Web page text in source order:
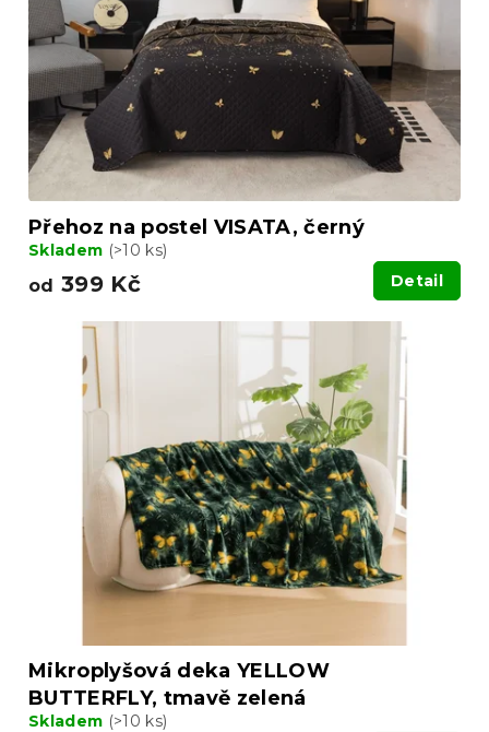
Přehoz na postel VISATA, černý
Skladem (>10 ks)
od 399 Kč Detail
Mikroplyšová deka YELLOW
BUTTERFLY, tmavě zelená
Skladem (>10 ks)